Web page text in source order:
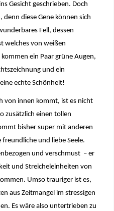
Gesicht geschrieben. Doch
diese Gene können sich
Fell, dessen
welches von weißen
ein Paar grüne Augen,
und ein
echte Schönheit!
von innen kommt, ist es nicht
zusätzlich einen tollen
bisher super mit anderen
und liebe Seele.
und verschmust – er
und Streicheleinheiten von
Umso trauriger ist es,
aus Zeitmangel im stressigen
Es wäre also untertrieben zu